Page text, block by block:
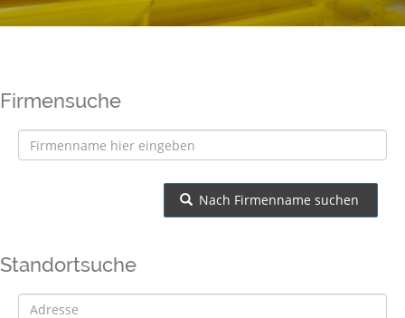
Firmensuche
Nach Firmenname suchen
Standortsuche
Adresse